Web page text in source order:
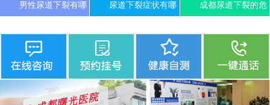
男性尿道下裂有哪 尿道下裂症状有哪 成都尿道下裂的危